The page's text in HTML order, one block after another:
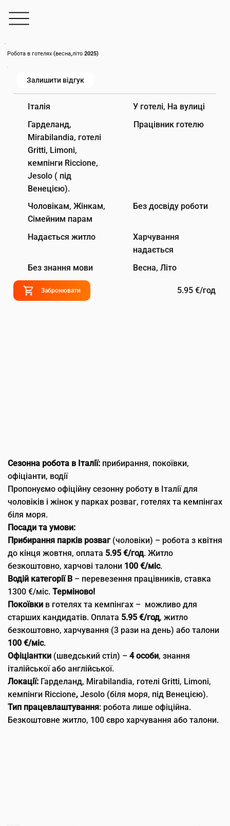
Сезонна робота в Італії:прибирання, покоївки,
офіціанти, водії
Пропонуємо офіційну сезонну роботу в Італії для
чоловіків і жінок у парках розваг, готелях та кемпінгах
біля моря.
Посади та умови:
Прибирання парків розваг(чоловіки) – робота з квітня
до кінця жовтня, оплата 5.95 €/год. Житло
безкоштовно, харчові талони 100 €/міс.
Водій категорії B– перевезення працівників, ставка
1300 €/міс. Терміново!
Покоївкив готелях та кемпінгах – можливо для
старших кандидатів. Оплата 5.95 €/год, житло
безкоштовно, харчування (3 рази на день) або талони
100 €/міс.
Офіціантки(шведський стіл) – 4 особи, знання
італійської або англійської.
Локації: Гарделанд, Mirabilandia, готелі Gritti, Limoni,
кемпінги Riccione, Jesolo (біля моря, під Венецією).
Тип працевлаштування: робота лише офіційна.
Безкоштовне житло, 100 євро харчування або талони.
Робота в готелях (весна,літо 2025)
Залишити відгук
Італія
У готелі, На вулиці
Гарделанд,
Mirabilandia, готелі
Gritti, Limoni,
кемпінги Riccione,
Jesolo ( під
Венецією).
Працівник готелю
Чоловікам, Жінкам,
Сімейним парам
Без досвіду роботи
Надається житло
Харчування
надається
Без знання мови
Весна, Літо
Забронювати 5.95 €/год